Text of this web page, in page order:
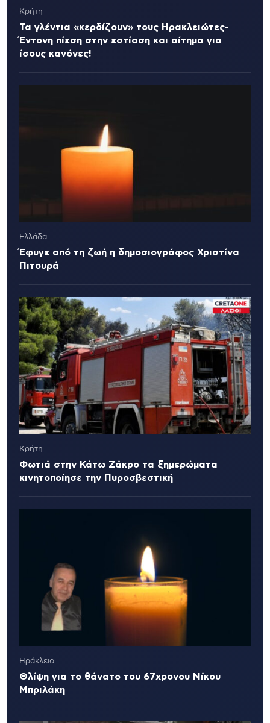
Κρήτη
Τα γλέντια «κερδίζουν» τους Ηρακλειώτες-
Έντονη πίεση στην εστίαση και αίτημα για
ίσους κανόνες!
Ελλάδα
Έφυγε από τη ζωή η δημοσιογράφος Χριστίνα
Πιτουρά
Κρήτη
Φωτιά στην Κάτω Ζάκρο τα ξημερώματα
κινητοποίησε την Πυροσβεστική
Ηράκλειο
Θλίψη για το θάνατο του 67χρονου Νίκου
Μπριλάκη